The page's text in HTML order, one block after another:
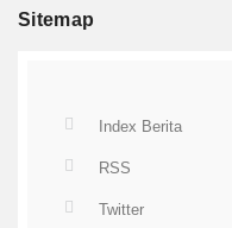
Sitemap
Index Berita
RSS
Twitter